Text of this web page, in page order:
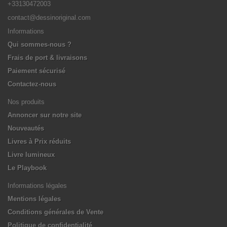
+33130472003
contact@dessinoriginal.com
Informations
Qui sommes-nous ?
Frais de port & livraisons
Paiement sécurisé
Contactez-nous
Nos produits
Annoncer sur notre site
Nouveautés
Livres à Prix réduits
Livre lumineux
Le Playbook
Informations légales
Mentions légales
Conditions générales de Vente
Politique de confidentialité